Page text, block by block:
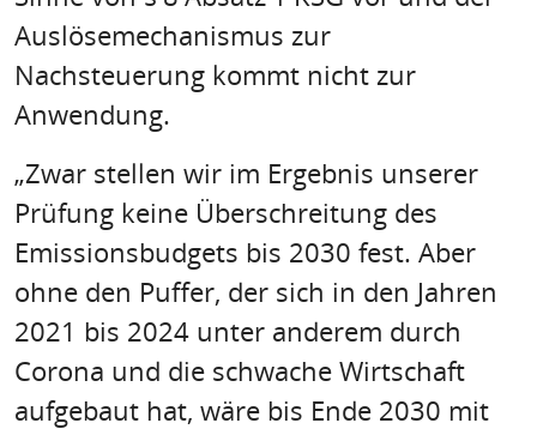
Auslösemechanismus zur
Nachsteuerung kommt nicht zur
Anwendung.
„Zwar stellen wir im Ergebnis unserer
Prüfung keine Überschreitung des
Emissionsbudgets bis 2030 fest. Aber
ohne den Puffer, der sich in den Jahren
2021 bis 2024 unter anderem durch
Corona und die schwache Wirtschaft
aufgebaut hat, wäre bis Ende 2030 mit